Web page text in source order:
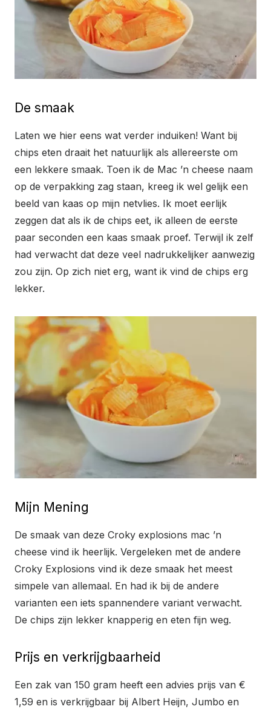
De smaak
Laten we hier eens wat verder induiken! Want bij
chips eten draait het natuurlijk als allereerste om
een lekkere smaak. Toen ik de Mac ’n cheese naam
op de verpakking zag staan, kreeg ik wel gelijk een
beeld van kaas op mijn netvlies. Ik moet eerlijk
zeggen dat als ik de chips eet, ik alleen de eerste
paar seconden een kaas smaak proef. Terwijl ik zelf
had verwacht dat deze veel nadrukkelijker aanwezig
zou zijn. Op zich niet erg, want ik vind de chips erg
lekker.
Mijn Mening
De smaak van deze Croky explosions mac ’n
cheese vind ik heerlijk. Vergeleken met de andere
Croky Explosions vind ik deze smaak het meest
simpele van allemaal. En had ik bij de andere
varianten een iets spannendere variant verwacht.
De chips zijn lekker knapperig en eten fijn weg.
Prijs en verkrijgbaarheid
Een zak van 150 gram heeft een advies prijs van €
1,59 en is verkrijgbaar bij Albert Heijn, Jumbo en